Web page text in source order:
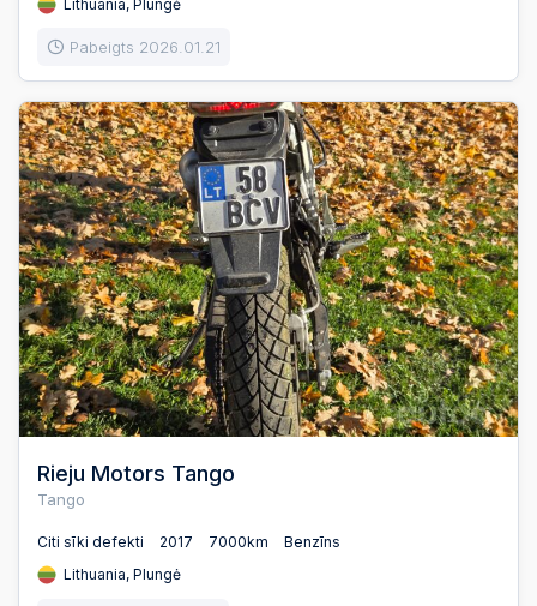
Lithuania, Plungė
Pabeigts 2026.01.21
Rieju Motors Tango
Tango
Citi sīki defekti 2017 7000km
Benzīns
Lithuania, Plungė